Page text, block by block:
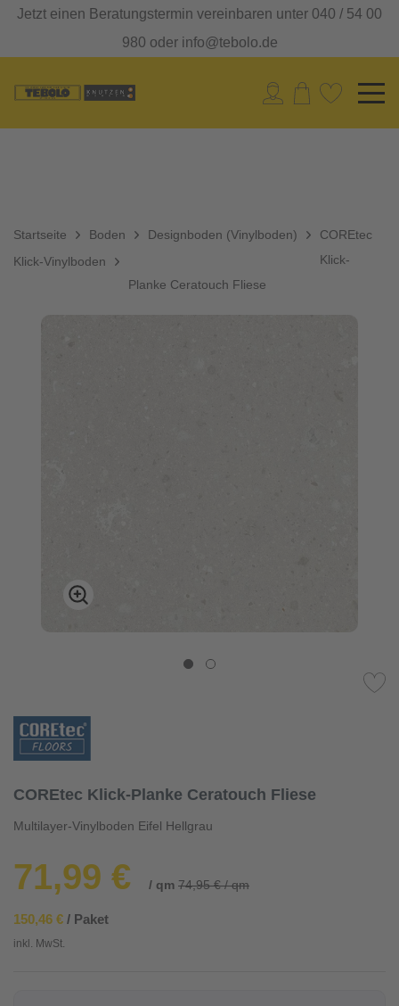
Jetzt einen Beratungstermin vereinbaren unter 040 / 54 00
980 oder info@tebolo.de
Startseite Boden
Designboden (Vinylboden)
Klick-Vinylboden
COREtec
Klick-
Planke Ceratouch Fliese
COREtec Klick-Planke Ceratouch Fliese
Multilayer-Vinylboden Eifel Hellgrau
71,99 € / qm 74,95 € / qm
150,46 € / Paket
inkl. MwSt.